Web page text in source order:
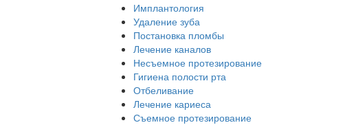
Имплантология
Удаление зуба
Постановка пломбы
Лечение каналов
Несъемное протезирование
Гигиена полости рта
Отбеливание
Лечение кариеса
Съемное протезирование